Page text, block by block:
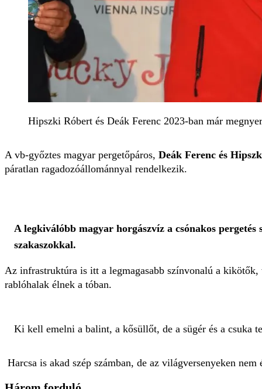
Hipszki Róbert és Deák Ferenc 2023-ban már
A vb-győztes magyar pergetőpáros, Deák Ferenc és
páratlan ragadozóállománnyal rendelkezik.
A legkiválóbb magyar horgászvíz a csónakos
szakaszokkal.
Az infrastruktúra is itt a legmagasabb színvonalú a
rablóhalak élnek a tóban.
Ki kell emelni a balint, a kősüllőt, de a sügér és a csuka
Harcsa is akad szép számban, de az világversenyeken